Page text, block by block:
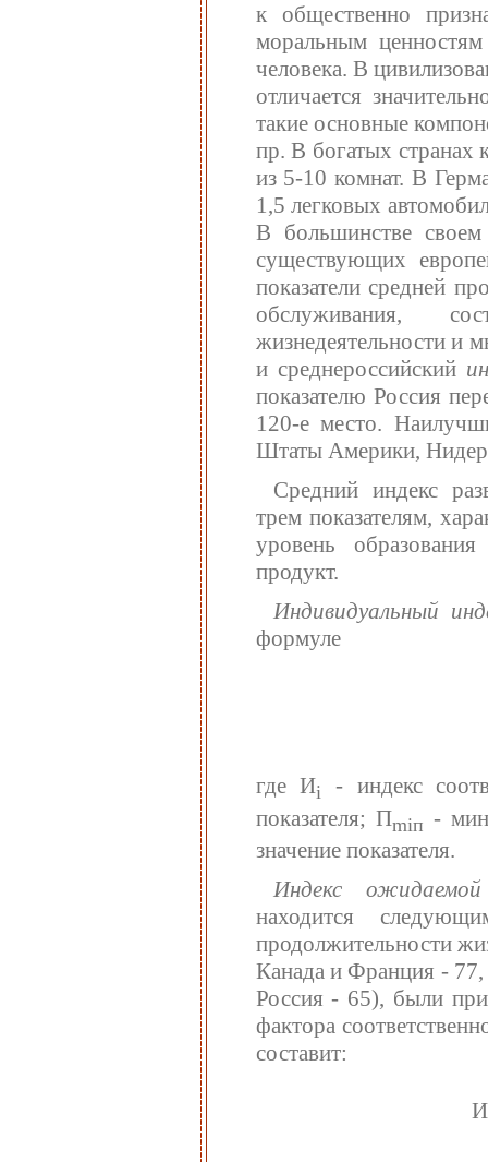
к общественно
моральным
человека. В
отличается
такие основные
пр. В богатых странах
из 5-10 комнат. В
1,5 легковых
В большинстве
существующих
показатели средней
обслуживания,
жизнедеятельности и
и среднероссийский
показателю Россия
120-е место.
Штаты Америки,
Средний индекс
трем показателям,
уровень
продукт.
Индивидуальный
формуле
где Иi
- индекс
показателя; Пmiп -
значение показателя.
Индекс
находится
продолжительности
Канада и Франция -
Россия - 65), были
фактора
составит:
И